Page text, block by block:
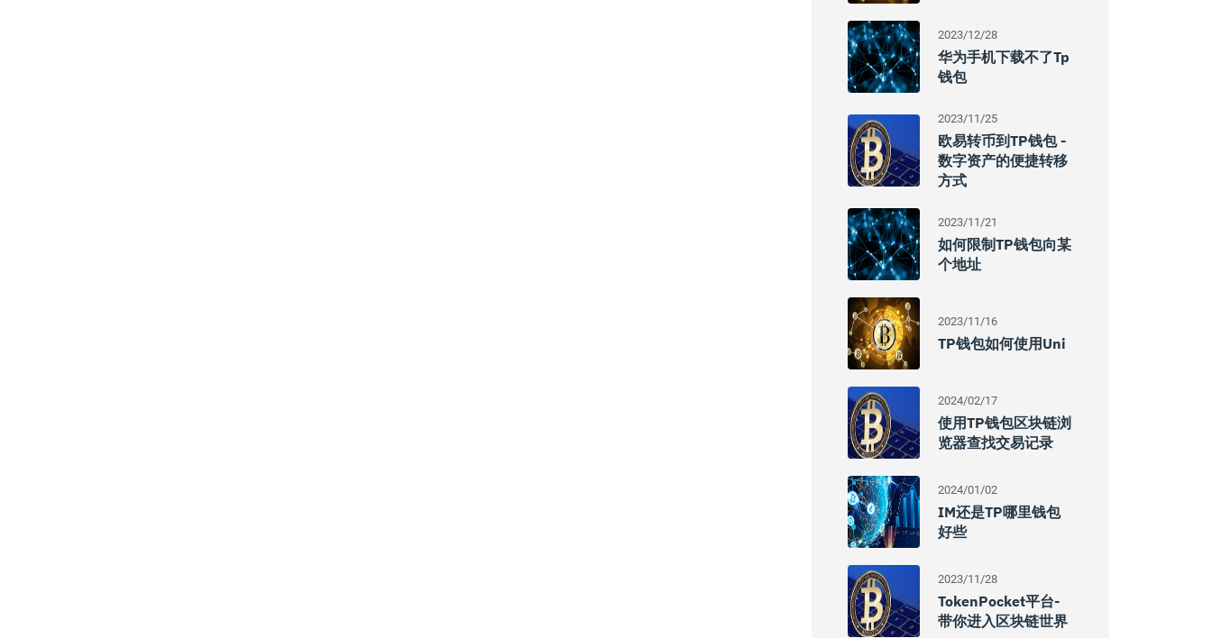
2023/12/28
华为手机下载不了tp
钱包
2023/11/25
欧易转币到TP钱包 -
数字资产的便捷转移
方式
2023/11/21
如何限制TP钱包向某
个地址
2023/11/16
TP钱包如何使用Uni
2024/02/17
使用TP钱包区块链浏
览器查找交易记录
2024/01/02
IM还是TP哪里钱包
好些
2023/11/28
TokenPocket平台-
带你进入区块链世界